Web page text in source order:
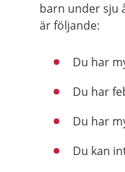
barn under sju
är följande:
Du har
Du har
Du har
Du kan